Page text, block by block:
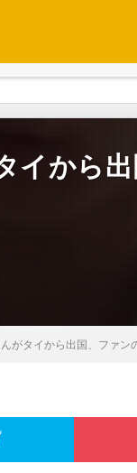
イから
がタイから出国、ファン